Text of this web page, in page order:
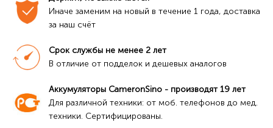
Иначе заменим на новый в течение 1 года, доставка
за наш счёт
Срок службы не менее 2 лет
В отличие от подделок и дешевых аналогов
Аккумуляторы CameronSino - производят 19 лет
Для различной техники: от моб. телефонов до мед.
техники. Сертифицированы.